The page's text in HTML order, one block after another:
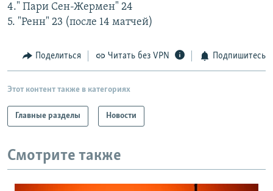
Все сайты РСЕ/РС
4." Пари Сен-Жермен" 24
5. "Ренн" 23 (после 14 матчей)
Поделиться Читать без VPN Подпишитесь
Этот контент также в категориях
Главные разделы Новости
Смотрите также